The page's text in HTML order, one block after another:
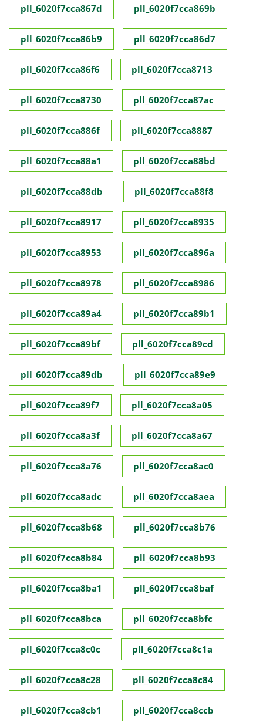
pll_6020f7cca867d pll_6020f7cca869b
pll_6020f7cca86b9 pll_6020f7cca86d7
pll_6020f7cca86f6 pll_6020f7cca8713
pll_6020f7cca8730 pll_6020f7cca87ac
pll_6020f7cca886f pll_6020f7cca8887
pll_6020f7cca88a1 pll_6020f7cca88bd
pll_6020f7cca88db pll_6020f7cca88f8
pll_6020f7cca8917 pll_6020f7cca8935
pll_6020f7cca8953 pll_6020f7cca896a
pll_6020f7cca8978 pll_6020f7cca8986
pll_6020f7cca89a4 pll_6020f7cca89b1
pll_6020f7cca89bf pll_6020f7cca89cd
pll_6020f7cca89db pll_6020f7cca89e9
pll_6020f7cca89f7 pll_6020f7cca8a05
pll_6020f7cca8a3f pll_6020f7cca8a67
pll_6020f7cca8a76 pll_6020f7cca8ac0
pll_6020f7cca8adc pll_6020f7cca8aea
pll_6020f7cca8b68 pll_6020f7cca8b76
pll_6020f7cca8b84 pll_6020f7cca8b93
pll_6020f7cca8ba1 pll_6020f7cca8baf
pll_6020f7cca8bca pll_6020f7cca8bfc
pll_6020f7cca8c0c pll_6020f7cca8c1a
pll_6020f7cca8c28 pll_6020f7cca8c84
pll_6020f7cca8cb1 pll_6020f7cca8ccb